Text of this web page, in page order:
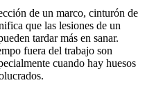
de un marco, cinturón de
que las lesiones de un
tardar más en sanar.
fuera del trabajo son
cuando hay huesos